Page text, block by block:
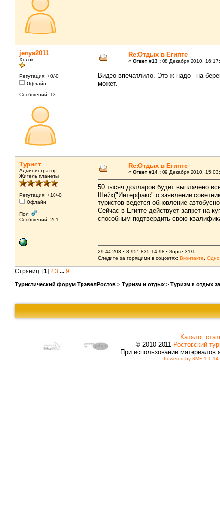
jenya2011
Ходок
Репутация: +0/-0
Офлайн
Сообщений: 13
Re:Отдых в Египте
« Ответ #13 : 08 Декабря 2010,
Видео впечатлило. Это ж надо - на
может.
Турист
Администратор
Житель планеты
Репутация: +10/-0
Офлайн
Пол:
Сообщений: 261
Re:Отдых в Египте
« Ответ #14 : 09 Декабря 2010,
50 тысяч долларов будет выплачено
Шейх("Интерфакс" о заявлении
туристов ведется обновление
Сейчас в Египте действует запрет на
способным подтвердить свою
29-44-203 • 8-951-835-14-98 • Зорге 31/1
Следите за горящими в соцсетях: Вконтакте
Страниц: [1] 2 3 ... 9
Туристический форум ТрэвелРостов > Туризм и отдых > Туризм и отдых
Каталог
© 2010-2011 Ростовский
При использовании материалов
Powered by SMF 1.1.14